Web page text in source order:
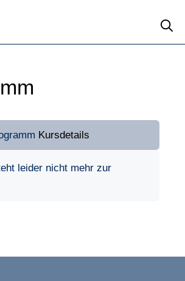
Kursdetails
leider nicht mehr zur